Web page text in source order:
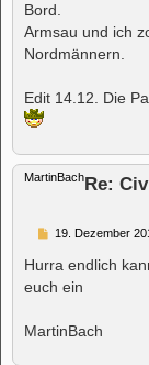
r
a
g
Bord.
Armsau und ich
Nordmännern.
Edit 14.12. Die
MartinBachRe:
B
i
t
r
19. Dezember
Hurra endlich
euch ein
MartinBach